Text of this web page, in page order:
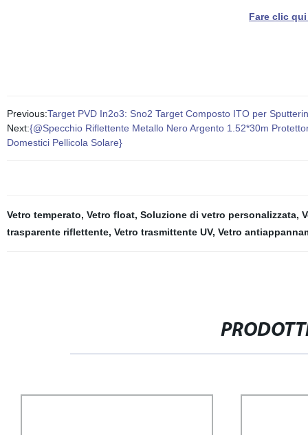
Fare clic
Previous:Target PVD In2o3: Sno2 Target Composto ITO per
Next:{@Specchio Riflettente Metallo Nero Argento 1.52*30m
Domestici Pellicola Solare}
Vetro temperato, Vetro float, Soluzione di vetro personalizzata,
trasparente riflettente, Vetro trasmittente UV, Vetro